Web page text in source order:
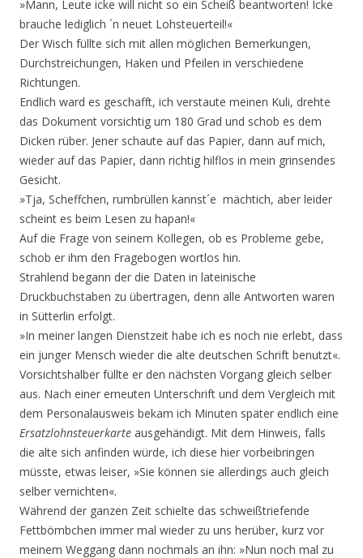
»Mann, Leute icke will nicht so ein Scheiß beantworten! Icke
brauche lediglich ´n neuet Lohsteuerteil!«
Der Wisch füllte sich mit allen möglichen Bemerkungen,
Durchstreichungen, Haken und Pfeilen in verschiedene
Richtungen.
Endlich ward es geschafft, ich verstaute meinen Kuli, drehte
das Dokument vorsichtig um 180 Grad und schob es dem
Dicken rüber. Jener schaute auf das Papier, dann auf mich,
wieder auf das Papier, dann richtig hilflos in mein grinsendes
Gesicht.
»Tja, Scheffchen, rumbrüllen kannst´e mächtich, aber leider
scheint es beim Lesen zu hapan!«
Auf die Frage von seinem Kollegen, ob es Probleme gebe,
schob er ihm den Fragebogen wortlos hin.
Strahlend begann der die Daten in lateinische
Druckbuchstaben zu übertragen, denn alle Antworten waren
in Sütterlin erfolgt.
»In meiner langen Dienstzeit habe ich es noch nie erlebt, dass
ein junger Mensch wieder die alte deutschen Schrift benutzt«.
Vorsichtshalber füllte er den nächsten Vorgang gleich selber
aus. Nach einer erneuten Unterschrift und dem Vergleich mit
dem Personalausweis bekam ich Minuten später endlich eine
Ersatzlohnsteuerkarte ausgehändigt. Mit dem Hinweis, falls
die alte sich anfinden würde, ich diese hier vorbeibringen
müsste, etwas leiser, »Sie können sie allerdings auch gleich
selber vernichten«.
Während der ganzen Zeit schielte das schweißtriefende
Fettbömbchen immer mal wieder zu uns herüber, kurz vor
meinem Weggang dann nochmals an ihn: »Nun noch mal zu